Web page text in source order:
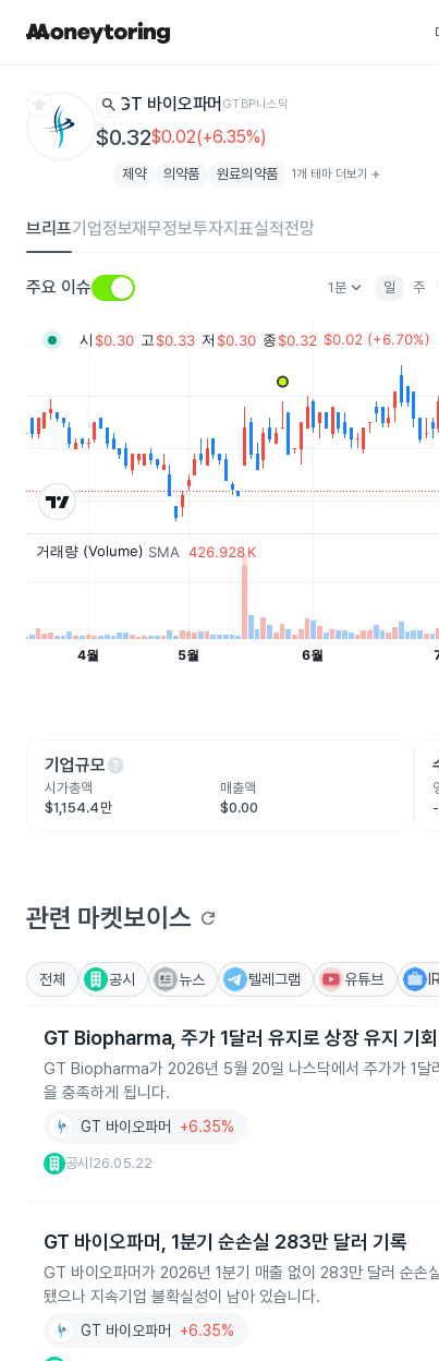
star search GT 바이오파머 GTBP나스닥
$0.32$0.02(+6.35%)
제약 의약품 원료의약품 1개 테마 더보기 add
브리프기업정보재무정보투자지표실적전망
주요 이슈 1분keyboard_arrow_down 일 주
기업규모help
시가총액
$1,154.4만
매출액
$0.00
관련 마켓보이스 refresh
전체 공시 뉴스 텔레그램 유튜브 IR
GT Biopharma, 주가 1달러 유지로 상장 유지 기
GT Biopharma가 2026년 5월 20일 나스닥에서 주가가 1달
을 충족하게 됩니다.
GT 바이오파머 +6.35%
공시 26.05.22
GT 바이오파머, 1분기 순손실 283만 달러 기록
GT 바이오파머가 2026년 1분기 매출 없이 283만 달러 순손
됐으나 지속기업 불확실성이 남아 있습니다.
GT 바이오파머 +6.35%